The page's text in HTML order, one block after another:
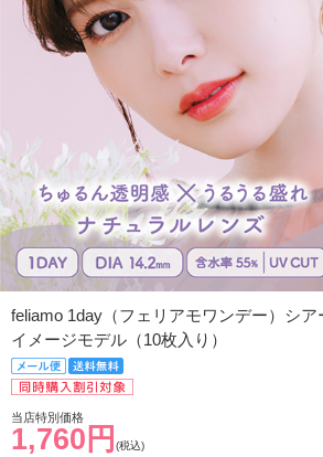
feliamo 1day（フェリアモワンデー）シ
イメージモデル（10枚入り）
当店特別価格
1,760円 (税込)